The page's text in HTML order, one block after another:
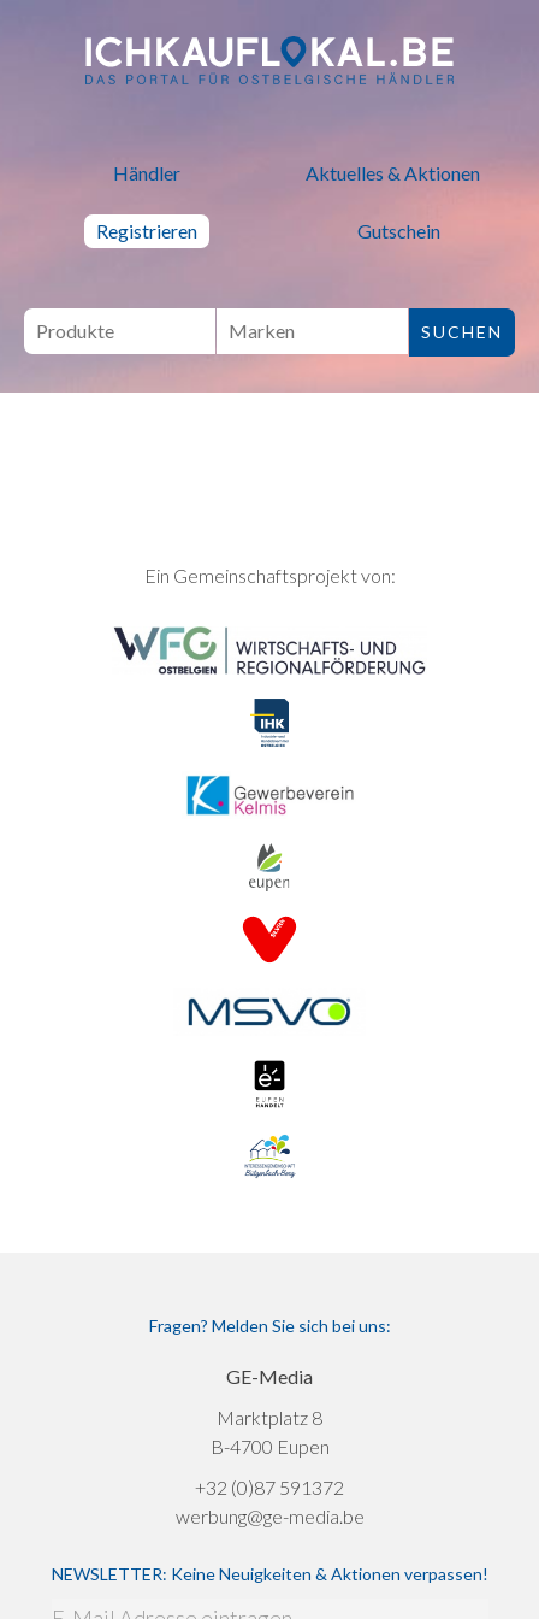
ich kauf lokal - Bei lokalen
Händler Aktuelles & Aktionen
Registrieren Gutschein
SEITENFUSSEin Gemeinschaftsprojekt von:
Fragen? Melden Sie sich bei uns:
GE-Media
Marktplatz 8
B-4700 Eupen
+32 (0)87 591372
werbung@ge-media.be
NEWSLETTER: Keine Neuigkeiten & Aktionen verpassen!